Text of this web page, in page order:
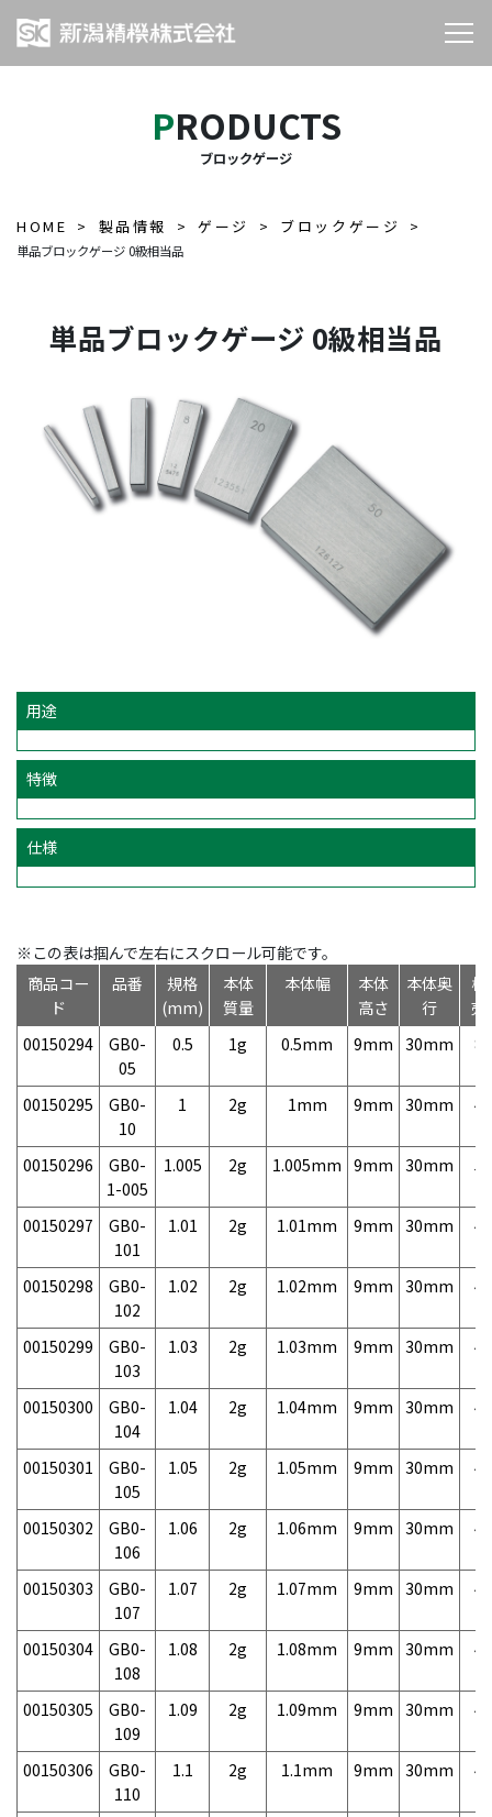
PRODUCTS
ブロックゲージ
HOME 製品情報 ゲージ ブロックゲージ
単品ブロックゲージ 0級相当品
単品ブロックゲージ 0級相当品
用途
特徴
仕様
※この表は掴んで左右にスクロール可能です。
商品コー
ド
品番
規格
(mm)
本体
質量
本体幅
本体
高さ
本体奥
行
標
売
00150294
GB0-
05
0.5 1g 0.5mm 9mm 30mm
00150295
GB0-
10
1 2g 1mm 9mm 30mm
00150296
GB0-
1-005
1.005 2g 1.005mm 9mm 30mm
00150297
GB0-
101
1.01 2g 1.01mm 9mm 30mm
00150298
GB0-
102
1.02 2g 1.02mm 9mm 30mm
00150299
GB0-
103
1.03 2g 1.03mm 9mm 30mm
00150300
GB0-
104
1.04 2g 1.04mm 9mm 30mm
00150301
GB0-
105
1.05 2g 1.05mm 9mm 30mm
00150302
GB0-
106
1.06 2g 1.06mm 9mm 30mm
00150303
GB0-
107
1.07 2g 1.07mm 9mm 30mm
00150304
GB0-
108
1.08 2g 1.08mm 9mm 30mm
00150305
GB0-
109
1.09 2g 1.09mm 9mm 30mm
00150306
GB0-
110
1.1 2g 1.1mm 9mm 30mm